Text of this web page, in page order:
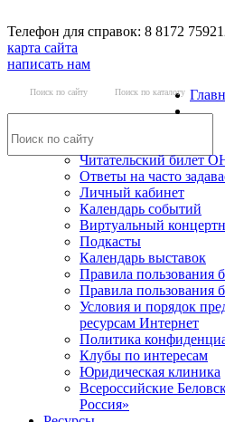
Телефон для справок: 8 8172
карта сайта
написать нам
Поиск по сайту Поиск по каталогу
Читательский билет
Ответы на часто
Личный кабинет
Календарь событий
Виртуальный
Подкасты
Календарь выставок
Правила пользования
Правила пользования
Условия и порядок
ресурсам Интернет
Политика
Клубы по интересам
Юридическая клиника
Всероссийские
Россия»